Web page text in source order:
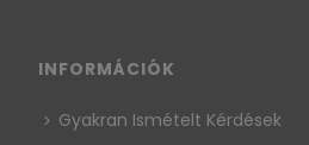
INFORMÁCIÓK
Gyakran Ismételt Kérdések